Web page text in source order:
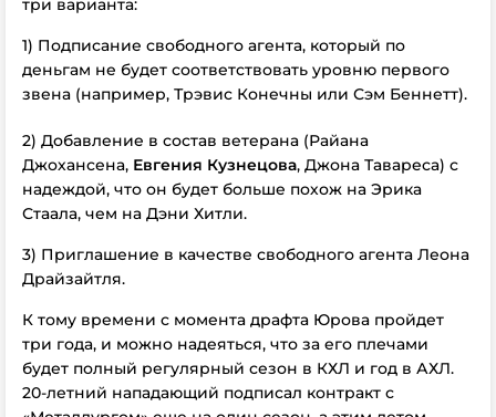
три варианта:
1) Подписание свободного агента, который по
деньгам не будет соответствовать уровню первого
звена (например, Трэвис Конечны или Сэм Беннетт).
2) Добавление в состав ветерана (Райана
Джохансена, Евгения Кузнецова, Джона Тавареса) с
надеждой, что он будет больше похож на Эрика
Стаала, чем на Дэни Хитли.
3) Приглашение в качестве свободного агента Леона
Драйзайтля.
К тому времени с момента драфта Юрова пройдет
три года, и можно надеяться, что за его плечами
будет полный регулярный сезон в КХЛ и год в АХЛ.
20-летний нападающий подписал контракт с